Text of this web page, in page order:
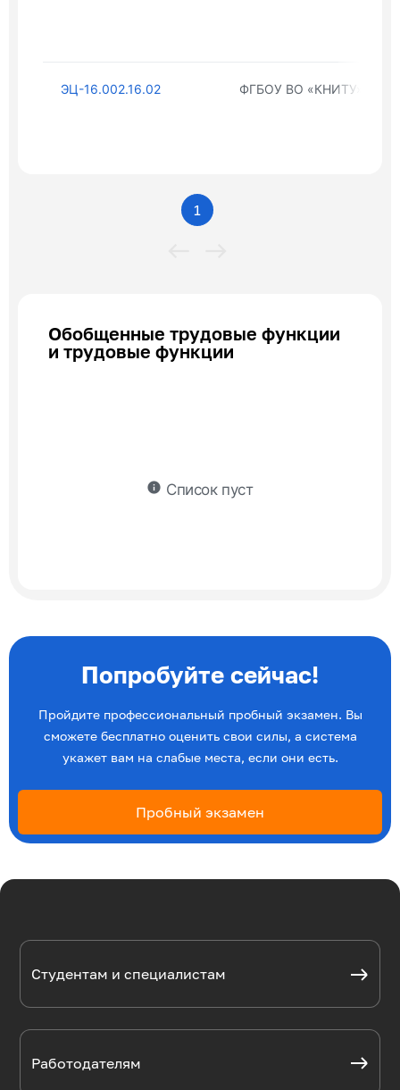
ЭЦ-16.002.16.02 ФГБОУ ВО «КНИТУ»
1
Обобщенные трудовые функции
и трудовые функции
info Список пуст
Попробуйте сейчас!
Пройдите профессиональный пробный экзамен. Вы
сможете бесплатно оценить свои силы, а система
укажет вам на слабые места, если они есть.
Пробный экзамен
Студентам и специалистам
Работодателям